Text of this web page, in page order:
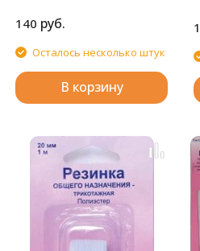
140 руб.
Осталось несколько штук
В корзину